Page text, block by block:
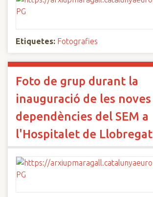
Etiquetes: Fotografies
Foto de grup durant la
inauguració de les noves
dependències del SEM a
l'Hospitalet de Llobregat